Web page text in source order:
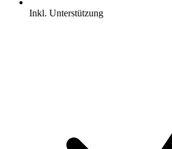
Inkl. Unterstützung